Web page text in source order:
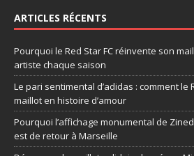
ARTICLES RÉCENTS
Pourquoi le Red Star FC réinvente son
artiste chaque saison
Le pari sentimental d’adidas : comment le
maillot en histoire d’amour
Pourquoi l’affichage monumental de
est de retour à Marseille